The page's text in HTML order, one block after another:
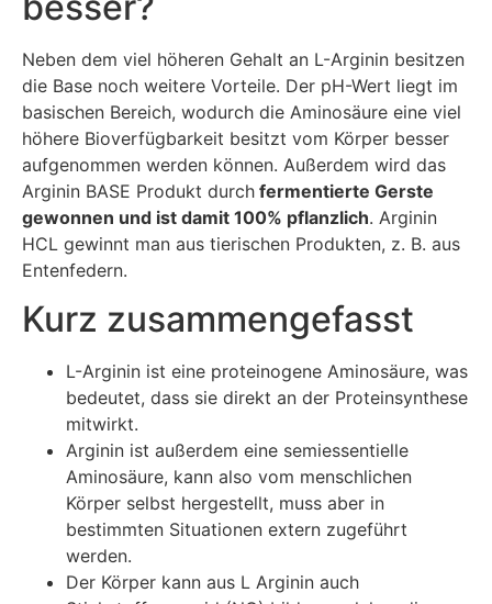
Neben dem viel höheren Gehalt an L-Arginin besitzen
die Base noch weitere Vorteile. Der pH-Wert liegt im
basischen Bereich, wodurch die Aminosäure eine viel
höhere Bioverfügbarkeit besitzt vom Körper besser
aufgenommen werden können. Außerdem wird das
Arginin BASE Produkt durch fermentierte Gerste
gewonnen und ist damit 100% pflanzlich. Arginin
HCL gewinnt man aus tierischen Produkten, z. B. aus
Entenfedern.
Kurz zusammengefasst
L-Arginin ist eine proteinogene Aminosäure, was
bedeutet, dass sie direkt an der Proteinsynthese
mitwirkt.
Arginin ist außerdem eine semiessentielle
Aminosäure, kann also vom menschlichen
Körper selbst hergestellt, muss aber in
bestimmten Situationen extern zugeführt
werden.
Der Körper kann aus L Arginin auch